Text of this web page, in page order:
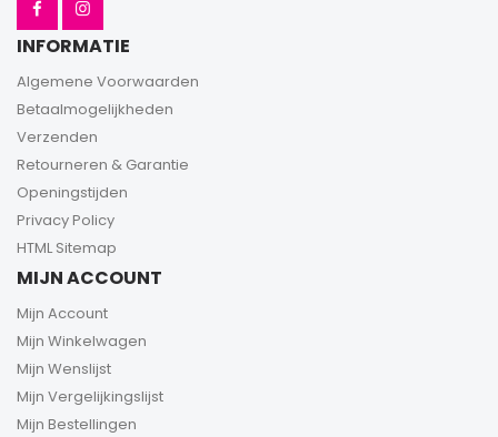
INFORMATIE
Algemene Voorwaarden
Betaalmogelijkheden
Verzenden
Retourneren & Garantie
Openingstijden
Privacy Policy
HTML Sitemap
MIJN ACCOUNT
Mijn Account
Mijn Winkelwagen
Mijn Wenslijst
Mijn Vergelijkingslijst
Mijn Bestellingen